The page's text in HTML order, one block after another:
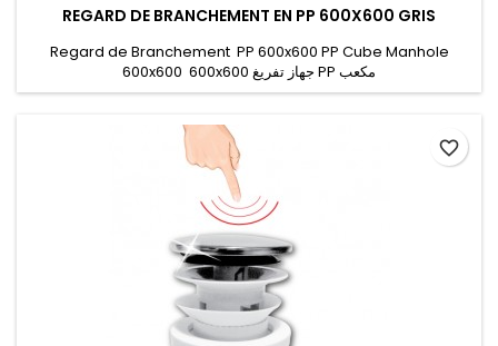
REGARD DE BRANCHEMENT EN PP 600X600 GRIS
Regard de Branchement PP 600x600 PP Cube Manhole
600x600 600x600 جهاز ﺗﻔﺮﻳﻎ PP مكعب
favorite_border